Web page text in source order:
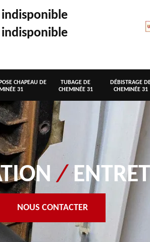
indisponible
indisponible
CHAPEAU DE
31
TUBAGE DE
CHEMINÉE 31
DÉBISTRAGE
CHEMINÉE 31
/
NOUS CONTACTER